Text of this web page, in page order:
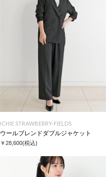
ICHIE STRAWBERRY-FIELDS
ウールブレンドダブルジャケット
￥28,600(税込)